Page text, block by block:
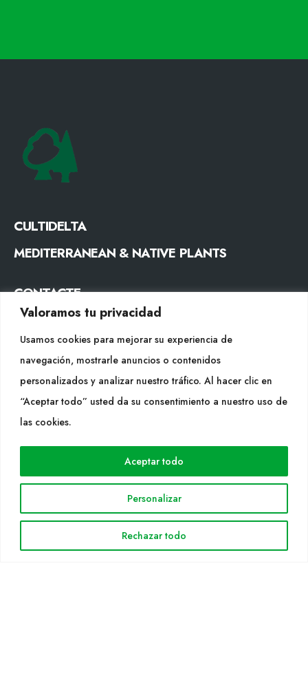
Valoramos tu privacidad
Usamos cookies para mejorar su experiencia de
navegación, mostrarle anuncios o contenidos
personalizados y analizar nuestro tráfico. Al hacer clic en
“Aceptar todo” usted da su consentimiento a nuestro uso de
las cookies.
Personalizar
Rechazar todo
Aceptar todo
CULTIDELTA
MEDITERRANEAN & NATIVE PLANTS
CONTACTE
Tel. +34 977053013
info@cultidelta.com
SEGUEIX-NOS
WEB
Árees de treball
Solicitud Catàleg